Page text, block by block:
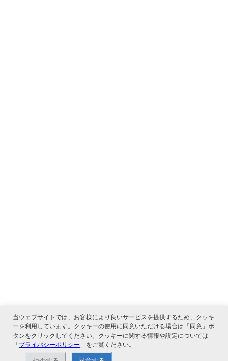
関連サービス
当ウェブサイトでは、お客様により良いサービスを提供するため、クッキ
ーを利用しています。クッキーの使用に同意いただける場合は「同意」ボ
タンをクリックしてください。クッキーに関する情報や設定については
「プライバシーポリシー 」をご覧ください。